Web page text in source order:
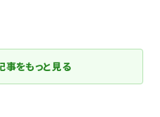
事をもっと見る